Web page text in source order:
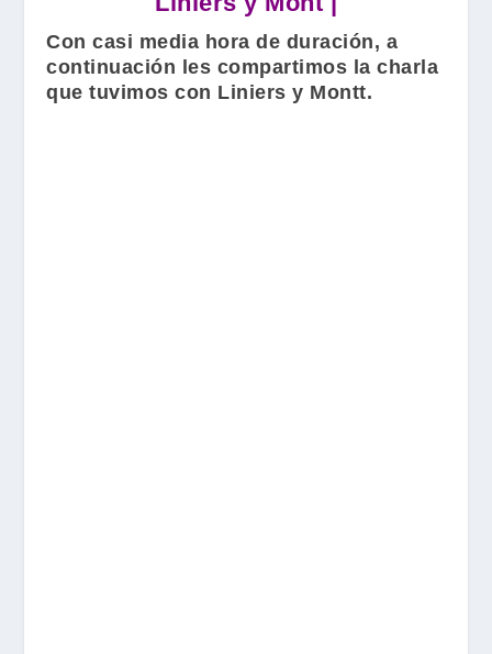
Con casi media hora de duración, a
continuación les compartimos la charla
que tuvimos con Liniers y Montt.